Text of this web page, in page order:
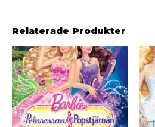
Relaterade Produkter